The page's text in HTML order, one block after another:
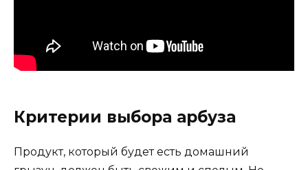
Критерии выбора арбуза
Продукт, который будет есть домашний